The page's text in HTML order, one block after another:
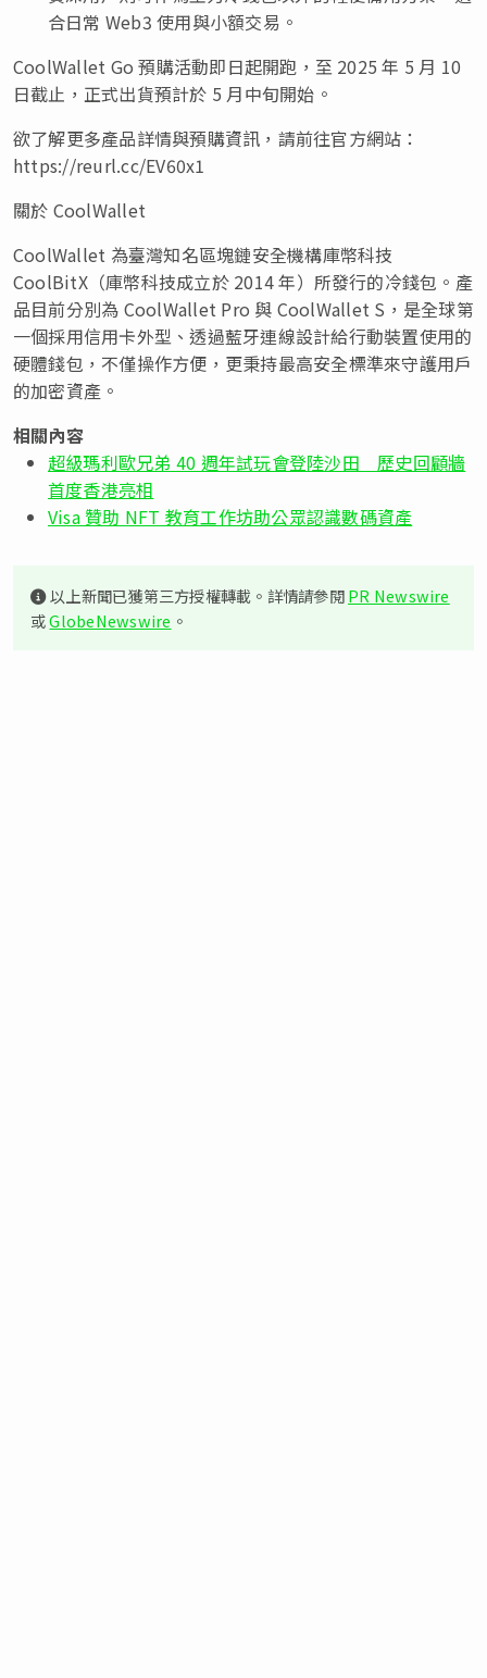
合日常 Web3 使用與小額交易。
CoolWallet Go 預購活動即日起開跑，至 2025 年 5 月 10
日截止，正式出貨預計於 5 月中旬開始。
欲了解更多產品詳情與預購資訊，請前往官方網站：
https://reurl.cc/EV60x1
關於 CoolWallet
CoolWallet 為臺灣知名區塊鏈安全機構庫幣科技
CoolBitX（庫幣科技成立於 2014 年）所發行的冷錢包。產
品目前分別為 CoolWallet Pro 與 CoolWallet S，是全球第
一個採用信用卡外型、透過藍牙連線設計給行動裝置使用的
硬體錢包，不僅操作方便，更秉持最高安全標準來守護用戶
的加密資產。
相關內容
超級瑪利歐兄弟 40 週年試玩會登陸沙田 歷史回顧牆
首度香港亮相
Visa 贊助 NFT 教育工作坊助公眾認識數碼資產
以上新聞已獲第三方授權轉載。詳情請參閱PR Newswire
或GlobeNewswire 。